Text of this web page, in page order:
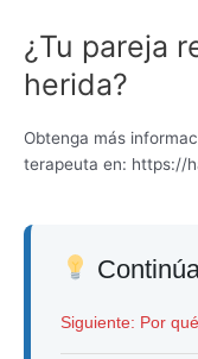
¿Tu pareja
herida?
Obtenga más
terapeuta en: https://
Siguiente: Por